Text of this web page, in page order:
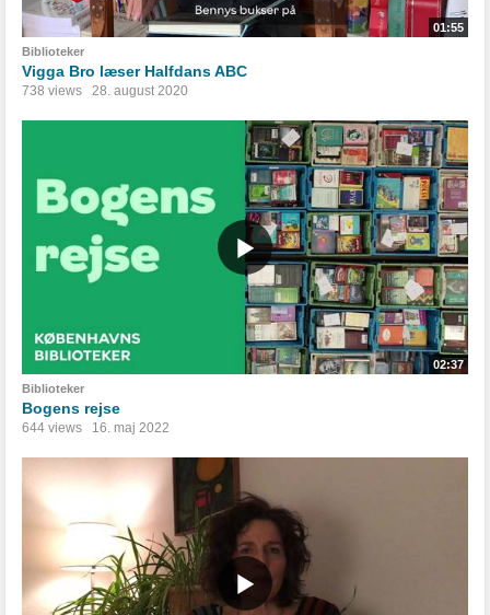
01:55
Biblioteker
Vigga Bro læser Halfdans ABC
738 views 28. august 2020
02:37
Biblioteker
Bogens rejse
644 views 16. maj 2022